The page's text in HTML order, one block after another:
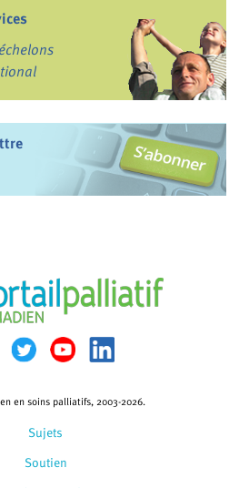
Sujets
Soutien
en soins palliatifs, 2003-2026.